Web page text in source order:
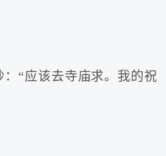
“应该去寺庙求。我的祝